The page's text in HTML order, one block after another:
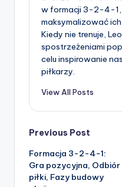
w formacji 3-2-4-1,
maksymalizować
Kiedy nie trenuje,
spostrzeżeniami
celu inspirowanie
piłkarzy.
View All Posts
Post
navigation
Previous Post
Formacja 3-2-4-1:
Gra pozycyjna, Odbiór
piłki, Fazy budowy